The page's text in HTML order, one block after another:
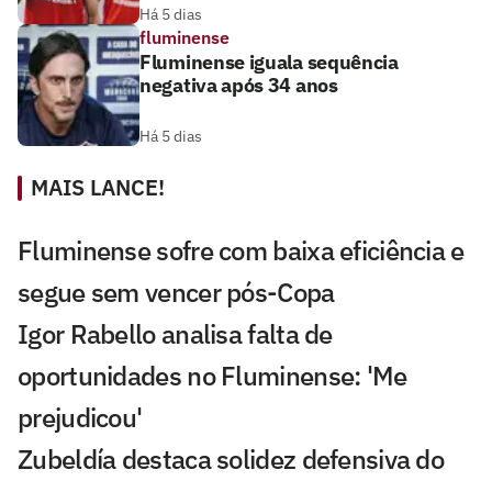
Há 5 dias
fluminense
Fluminense iguala sequência
negativa após 34 anos
Há 5 dias
MAIS LANCE!
Fluminense sofre com baixa eficiência e
segue sem vencer pós-Copa
Igor Rabello analisa falta de
oportunidades no Fluminense: 'Me
prejudicou'
Zubeldía destaca solidez defensiva do